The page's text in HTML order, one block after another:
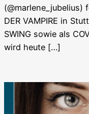
(@marlene_jubelius)
DER VAMPIRE in
SWING sowie als
wird heute […]